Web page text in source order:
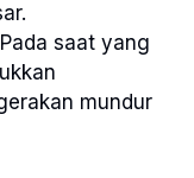
saat yang
mundur